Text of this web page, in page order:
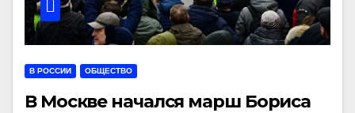
В РОССИИ ОБЩЕСТВО
В Москве начался марш Бориса